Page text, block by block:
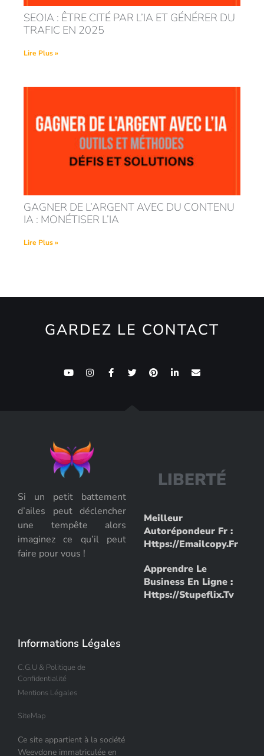
SEOIA : ÊTRE CITÉ PAR L’IA ET GÉNÉRER DU
TRAFIC EN 2025
Lire Plus »
GAGNER DE L’ARGENT AVEC DU CONTENU
IA : MONÉTISER L’IA
Lire Plus »
GARDEZ LE CONTACT
Si un petit battement
d’ailes peut déclencher
une tempête alors
imaginez ce qu’il peut
faire pour vous !
LIBERTÉ
Meilleur
Autorépondeur Fr :
Https://emailcopy.fr
Apprendre Le
Business En Ligne :
Https://stupeflix.tv
Informations Légales
C.G.U & Politique de
Confidentialité
Mentions Légales
SiteMap
Ce site appartient à la société
Weevdone immatriculée en